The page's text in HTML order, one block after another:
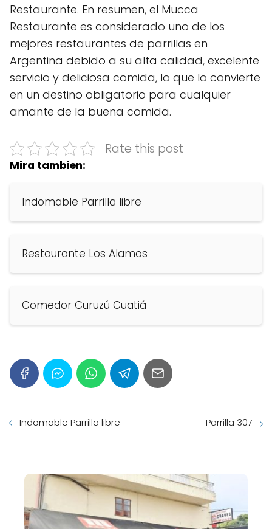
Restaurante. En resumen, el Mucca
Restaurante es considerado uno de los
mejores restaurantes de parrillas en
Argentina debido a su alta calidad, excelente
servicio y deliciosa comida, lo que lo convierte
en un destino obligatorio para cualquier
amante de la buena comida.
Rate this post
Mira tambien:
Indomable Parrilla libre
Restaurante Los Alamos
Comedor Curuzú Cuatiá
Indomable Parrilla libre Parrilla 307